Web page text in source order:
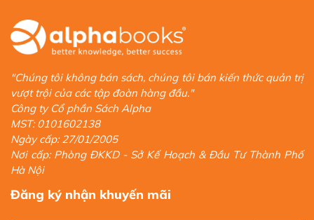
"Chúng tôi không bán sách, chúng tôi bán kiến thức quản trị
vượt trội của các tập đoàn hàng đầu."
Công ty Cổ phần Sách Alpha
MST: 0101602138
Ngày cấp: 27/01/2005
Nơi cấp: Phòng ĐKKD - Sở Kế Hoạch & Đầu Tư Thành Phố
Hà Nội
Đăng ký nhận khuyến mãi